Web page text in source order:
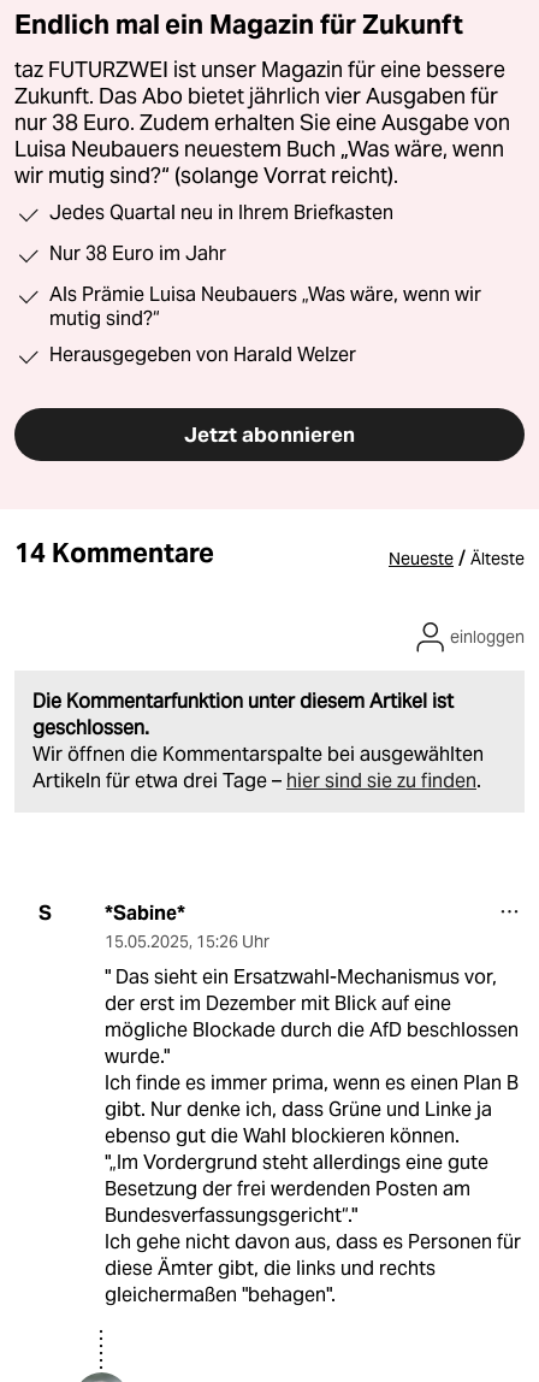
Endlich mal ein Magazin für Zukunft
taz FUTURZWEI ist unser Magazin für eine bessere
Zukunft. Das Abo bietet jährlich vier Ausgaben für
nur 38 Euro. Zudem erhalten Sie eine Ausgabe von
Luisa Neubauers neuestem Buch „Was wäre, wenn
wir mutig sind?“ (solange Vorrat reicht).
Jedes Quartal neu in Ihrem Briefkasten
Nur 38 Euro im Jahr
Als Prämie Luisa Neubauers „Was wäre, wenn wir
mutig sind?“
Herausgegeben von Harald Welzer
Jetzt abonnieren
14 Kommentare Neueste / Älteste
Die Kommentarfunktion unter diesem Artikel ist
geschlossen.
Wir öffnen die Kommentarspalte bei ausgewählten
Artikeln für etwa drei Tage – hier sind sie zu finden.
einloggen
S *Sabine*
15.05.2025, 15:26 Uhr
" Das sieht ein Ersatzwahl-Mechanismus vor,
der erst im Dezember mit Blick auf eine
mögliche Blockade durch die AfD beschlossen
wurde."
Ich finde es immer prima, wenn es einen Plan B
gibt. Nur denke ich, dass Grüne und Linke ja
ebenso gut die Wahl blockieren können.
"„Im Vordergrund steht allerdings eine gute
Besetzung der frei werdenden Posten am
Bundesverfassungsgericht“."
Ich gehe nicht davon aus, dass es Personen für
diese Ämter gibt, die links und rechts
gleichermaßen "behagen".